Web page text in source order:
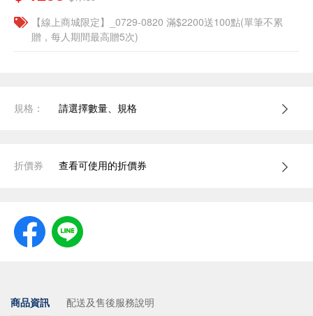
【線上商城限定】_0729-0820 滿$2200送100點(單筆不累
贈，每人期間最高贈5次)
規格： 請選擇數量、規格
折價券 查看可使用的折價券
商品資訊 配送及售後服務說明